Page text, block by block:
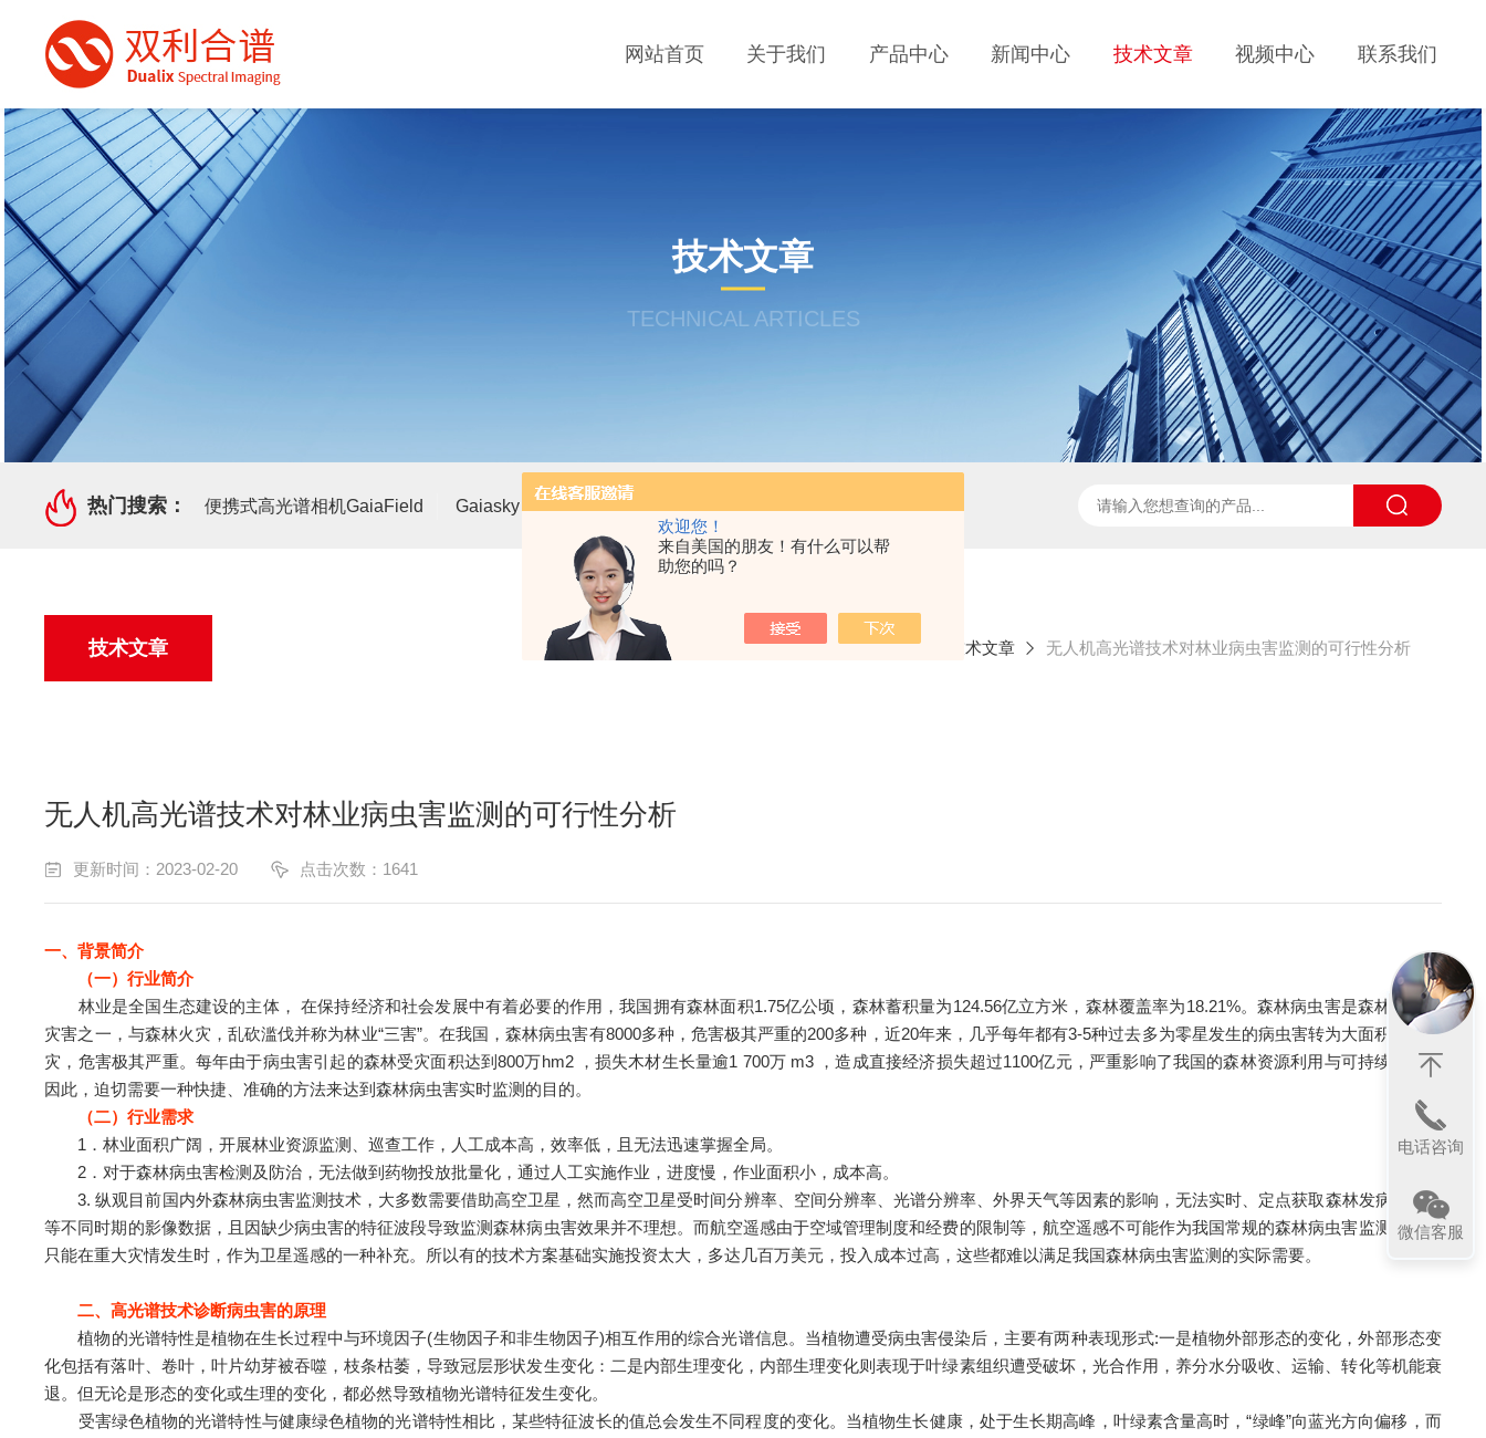
欢迎您！
来自美国的朋友！有什么可以帮
助您的吗？
网站首页 关于我们 产品中心 新闻中心 技术文章 视频中心 联系我们
技术文章
TECHNICAL ARTICLES
热门搜索： 便携式高光谱相机GaiaField Gaiasky mini3-VN无人机载高光谱成像系统 太阳光诱导叶绿素荧光测试系统 SpecVIEW高光谱
技术文章 当前位置：首页 技术文章 无人机高光谱技术对林业病虫害监测的可行性分析
无人机高光谱技术对林业病虫害监测的可行性分析
更新时间：2023-02-20 点击次数：1641
一、背景简介
（一）行业简介
林业是全国生态建设的主体， 在保持经济和社会发展中有着必要的作用，我国拥有森林面积1.75亿公顷，森林蓄积量为124.56亿立方米，森林覆盖率为18.21%。森林病虫害是森林的主要
灾害之一，与森林火灾，乱砍滥伐并称为林业“三害”。在我国，森林病虫害有8000多种，危害极其严重的200多种，近20年来，几乎每年都有3-5种过去多为零星发生的病虫害转为大面积暴发成
灾，危害极其严重。每年由于病虫害引起的森林受灾面积达到800万hm2 ，损失木材生长量逾1 700万 m3 ，造成直接经济损失超过1100亿元，严重影响了我国的森林资源利用与可持续发展。
因此，迫切需要一种快捷、准确的方法来达到森林病虫害实时监测的目的。
（二）行业需求
1．林业面积广阔，开展林业资源监测、巡查工作，人工成本高，效率低，且无法迅速掌握全局。
2．对于森林病虫害检测及防治，无法做到药物投放批量化，通过人工实施作业，进度慢，作业面积小，成本高。
3. 纵观目前国内外森林病虫害监测技术，大多数需要借助高空卫星，然而高空卫星受时间分辨率、空间分辨率、光谱分辨率、外界天气等因素的影响，无法实时、定点获取森林发病前中后
等不同时期的影像数据，且因缺少病虫害的特征波段导致监测森林病虫害效果并不理想。而航空遥感由于空域管理制度和经费的限制等，航空遥感不可能作为我国常规的森林病虫害监测手段，
只能在重大灾情发生时，作为卫星遥感的一种补充。所以有的技术方案基础实施投资太大，多达几百万美元，投入成本过高，这些都难以满足我国森林病虫害监测的实际需要。
二、高光谱技术诊断病虫害的原理
植物的光谱特性是植物在生长过程中与环境因子(生物因子和非生物因子)相互作用的综合光谱信息。当植物遭受病虫害侵染后，主要有两种表现形式:一是植物外部形态的变化，外部形态变
化包括有落叶、卷叶，叶片幼芽被吞噬，枝条枯萎，导致冠层形状发生变化：二是内部生理变化，内部生理变化则表现于叶绿素组织遭受破坏，光合作用，养分水分吸收、运输、转化等机能衰
退。但无论是形态的变化或生理的变化，都必然导致植物光谱特征发生变化。
受害绿色植物的光谱特性与健康绿色植物的光谱特性相比，某些特征波长的值总会发生不同程度的变化。当植物生长健康，处于生长期高峰，叶绿素含量高时，“绿峰”向蓝光方向偏移，而
电话咨询
微信客服